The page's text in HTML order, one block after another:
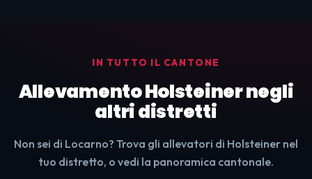
IN TUTTO IL CANTONE
Allevamento Holsteiner negli
altri distretti
Non sei di Locarno? Trova gli allevatori di Holsteiner nel
tuo distretto, o vedi la panoramica cantonale.